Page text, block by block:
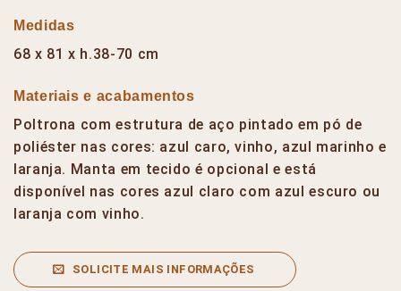
Medidas
68 x 81 x h.38-70 cm
Materiais e acabamentos
Poltrona com estrutura de aço pintado em pó de
poliéster nas cores: azul caro, vinho, azul marinho e
laranja. Manta em tecido é opcional e está
disponível nas cores azul claro com azul escuro ou
laranja com vinho.
SOLICITE MAIS INFORMAÇÕES